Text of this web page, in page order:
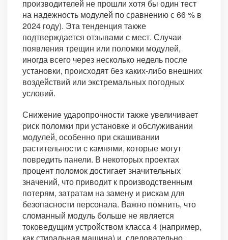
производителей не прошли хотя бы один тест
на надежность модулей по сравнению с 66 % в
2024 году). Эта тенденция также
подтверждается отзывами с мест. Случаи
появления трещин или поломки модулей,
иногда всего через несколько недель после
установки, происходят без каких-либо внешних
воздействий или экстремальных погодных
условий.
Снижение ударопрочности также увеличивает
риск поломки при установке и обслуживании
модулей, особенно при скашивании
растительности с камнями, которые могут
повредить панели. В некоторых проектах
процент поломок достигает значительных
значений, что приводит к производственным
потерям, затратам на замену и рискам для
безопасности персонала. Важно помнить, что
сломанный модуль больше не является
токоведущим устройством класса 4 (например,